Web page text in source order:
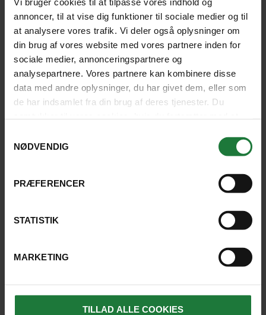
annoncer, til at vise dig funktioner til sociale medier og til
at analysere vores trafik. Vi deler også oplysninger om
din brug af vores website med vores partnere inden for
sociale medier, annonceringspartnere og
analysepartnere. Vores partnere kan kombinere disse
data med andre oplysninger, du har givet dem, eller som
de har indsamlet fra din brug af deres tjenester. Du
NØDVENDIG
PRÆFERENCER
STATISTIK
MARKETING
TILLAD ALLE COOKIES
Krydr rejsen med udflugter, og få autentiske
oplevelser, du aldrig glemmer. Vi håndplukker
udflugterne i tæt samarbejde med vores udvalgte
samarbejdspartnere, der har indgående kendskab til
destinationen.
SE ALLE UDFLUGTER
HOTELLER I PHONSAVAN
Der er desværre ingen resultater
Prøv at ændre dine søgekriterier.